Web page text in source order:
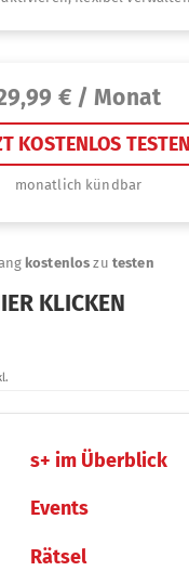
s+ im Überblick
Events
Rätsel